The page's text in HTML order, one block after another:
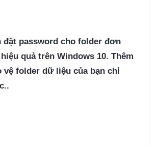
đặt password cho folder đơn
quả trên Windows 10. Thêm
vệ folder dữ liệu của bạn chỉ